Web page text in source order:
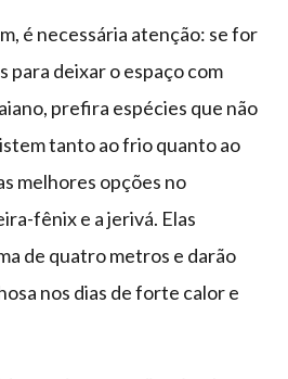
é necessária atenção: se for
para deixar o espaço com
prefira espécies que não
tanto ao frio quanto ao
melhores opções no
fênix e a jerivá. Elas
de quatro metros e darão
nos dias de forte calor e